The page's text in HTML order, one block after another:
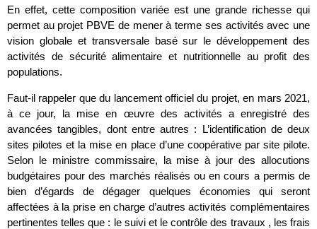
En effet, cette composition variée est une grande richesse qui
permet au projet PBVE de mener à terme ses activités avec une
vision globale et transversale basé sur le développement des
activités de sécurité alimentaire et nutritionnelle au profit des
populations.
Faut-il rappeler que du lancement officiel du projet, en mars 2021,
à ce jour, la mise en œuvre des activités a enregistré des
avancées tangibles, dont entre autres : L’identification de deux
sites pilotes et la mise en place d’une coopérative par site pilote.
Selon le ministre commissaire, la mise à jour des allocutions
budgétaires pour des marchés réalisés ou en cours a permis de
bien d’égards de dégager quelques économies qui seront
affectées à la prise en charge d’autres activités complémentaires
pertinentes telles que : le suivi et le contrôle des travaux , les frais